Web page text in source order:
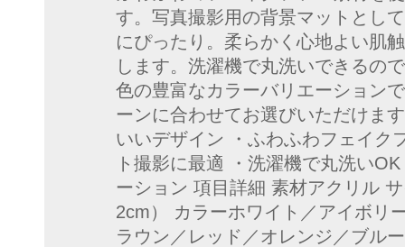
す。写真撮影用の背景マットとし
にぴったり。柔らかく心地よい肌
します。洗濯機で丸洗いできるの
色の豊富なカラーバリエーション
ーンに合わせてお選びいただけま
いいデザイン ・ふわふわフェイク
ト撮影に最適 ・洗濯機で丸洗い
ーション 項目詳細 素材アクリル
2cm） カラーホワイト／アイボリ
ラウン／レッド／オレンジ／ブル